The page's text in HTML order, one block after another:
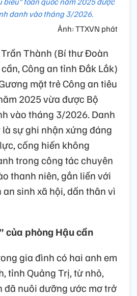
danh vào tháng 3/2026.
Ảnh: TTXVN phát
Thành (Bí thư Đoàn
Công an tỉnh Đắk Lắk)
mặt trẻ Công an tiêu
2025 vừa được Bộ
vào tháng 3/2026. Danh
sự ghi nhận xứng đáng
cống hiến không
trong công tác chuyên
thanh niên, gắn liền với
sinh xã hội, dấn thân vì
của phòng Hậu cần
gia đình có hai anh em
tỉnh Quảng Trị, từ nhỏ,
đã nuôi dưỡng ước mơ trở